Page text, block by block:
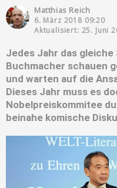
Matthias Reich
6. März 2018 09:20
Aktualisiert: 25. Juni
Jedes Jahr das gleiche
Buchmacher schauen
und warten auf die
Dieses Jahr muss es
Nobelpreiskommitee
beinahe komische